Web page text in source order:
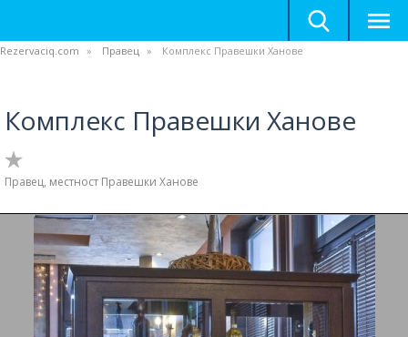
Rezervaciq.com Правец Комплекс Правешки Ханове
Комплекс Правешки Ханове
Правец, местност Правешки Ханове